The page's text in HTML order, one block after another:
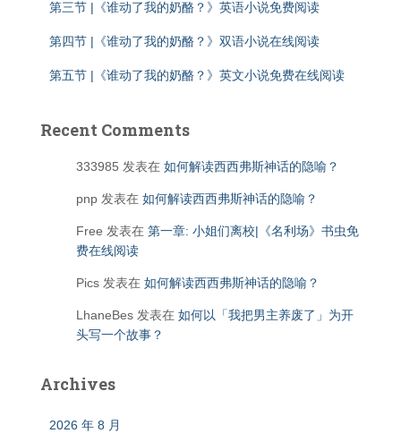
第三节 |《谁动了我的奶酪？》英语小说免费阅读
第四节 |《谁动了我的奶酪？》双语小说在线阅读
第五节 |《谁动了我的奶酪？》英文小说免费在线阅读
Recent Comments
333985 发表在 如何解读西西弗斯神话的隐喻？
pnp 发表在 如何解读西西弗斯神话的隐喻？
Free 发表在 第一章: 小姐们离校|《名利场》书虫免
费在线阅读
Pics 发表在 如何解读西西弗斯神话的隐喻？
LhaneBes 发表在 如何以「我把男主养废了」为开
头写一个故事？
Archives
2026 年 8 月